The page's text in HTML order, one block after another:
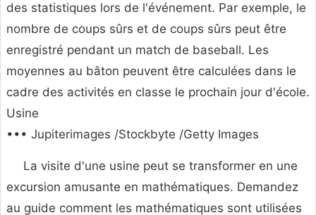
des statistiques lors de l'événement. Par exemple, le
nombre de coups sûrs et de coups sûrs peut être
enregistré pendant un match de baseball. Les
moyennes au bâton peuvent être calculées dans le
cadre des activités en classe le prochain jour d'école.
Usine
••• Jupiterimages /Stockbyte /Getty Images
La visite d'une usine peut se transformer en une
excursion amusante en mathématiques. Demandez
au guide comment les mathématiques sont utilisées